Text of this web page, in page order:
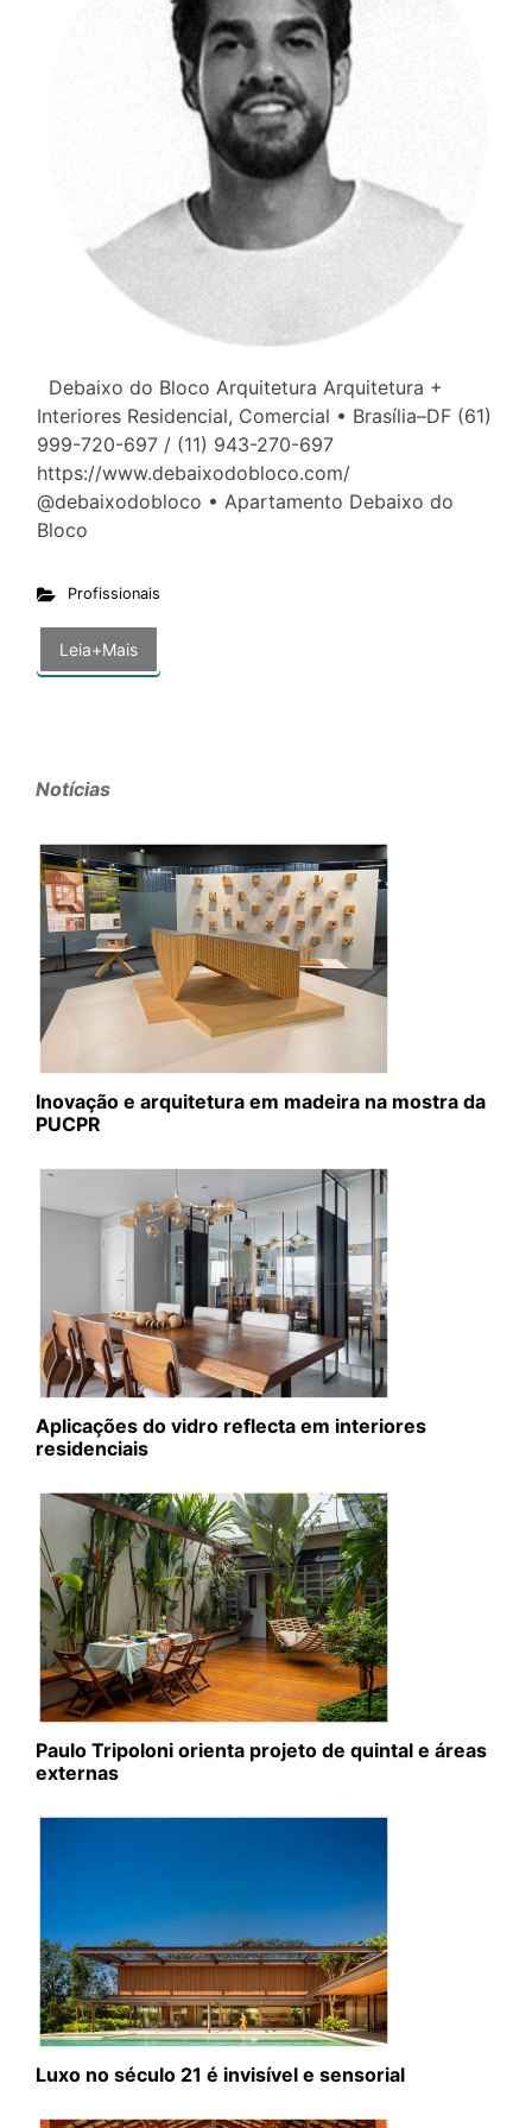
Debaixo do Bloco Arquitetura Arquitetura +
Interiores Residencial, Comercial • Brasília–DF (61)
999-720-697 / (11) 943-270-697
https://www.debaixodobloco.com/
@debaixodobloco • Apartamento Debaixo do
Bloco
Profissionais
Leia+Mais
Notícias
Inovação e arquitetura em madeira na mostra da
PUCPR
Aplicações do vidro reflecta em interiores
residenciais
Paulo Tripoloni orienta projeto de quintal e áreas
externas
Luxo no século 21 é invisível e sensorial